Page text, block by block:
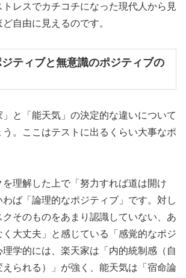
トレスでカチコチになった現代人から見
自由に見えるのです。
ティブと無意識のポジティブの
」と「能天気」の決定的な違いについて
。ここはテストに出るくらい大事なポ
理解した上で「努力すれば道は開け
わば「論理的なポジティブ」です。対し
そのものをあまり認識していない、あ
く大丈夫」と感じている「感覚的なポジ
学的には、楽天家は「 内的統制感 （自
られる）」が強く、能天気は「宿命論